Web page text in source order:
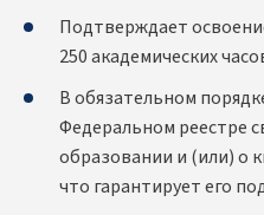
Подтверждает
250 академических
В обязательном
Федеральном реестре
образовании и (или)
что гарантирует его